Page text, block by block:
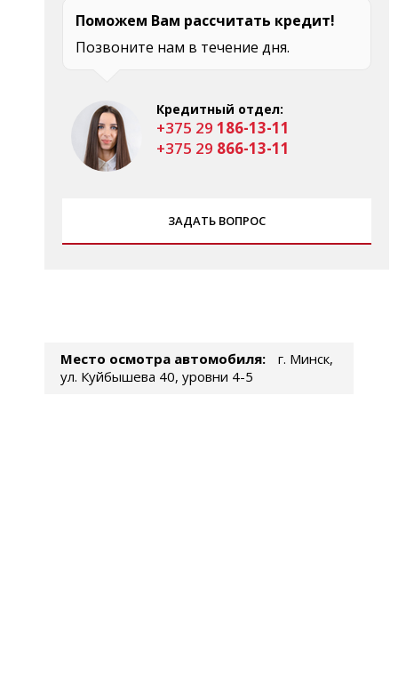
Поможем Вам рассчитать кредит!
Позвоните нам в течение дня.
Кредитный отдел:
+375 29 186-13-11
+375 29 866-13-11
ЗАДАТЬ ВОПРОС
Место осмотра автомобиля:
г. Минск,
ул. Куйбышева 40, уровни 4-5